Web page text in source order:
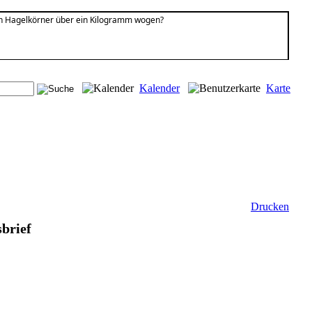
Hagelkörner über ein Kilogramm wogen?
Kalender
Karte
Drucken